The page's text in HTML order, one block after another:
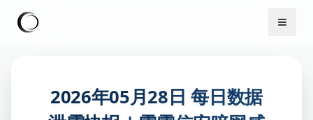
2026年05月28日 每日数据